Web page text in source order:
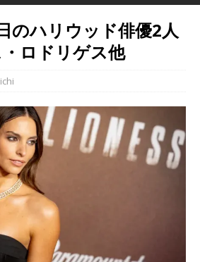
のハリウッド俳優2人
ロドリゲス他